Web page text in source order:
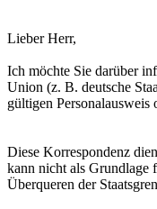
Lieber Herr,
Ich möchte Sie darüber
Union (z. B. deutsche
gültigen Personalausweis
Diese Korrespondenz
kann nicht als Grundlage
Überqueren der